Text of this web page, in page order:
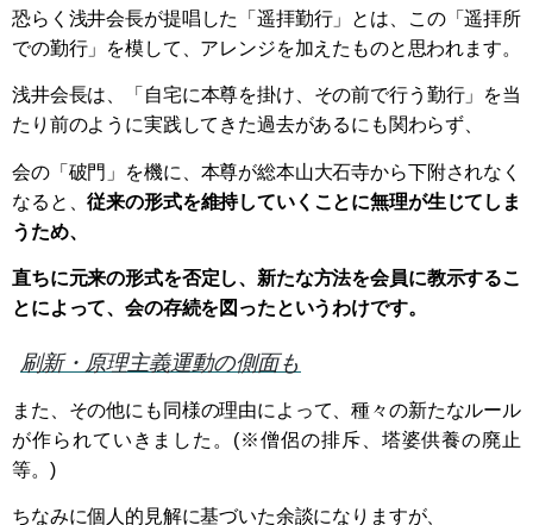
恐らく浅井会長が提唱した「遥拝勤行」とは、この「遥拝所
での勤行」を模して、アレンジを加えたものと思われます。
浅井会長は、「自宅に本尊を掛け、その前で行う勤行」を当
たり前のように実践してきた過去があるにも関わらず、
会の「破門」を機に、本尊が総本山大石寺から下附されなく
なると、従来の形式を維持していくことに無理が生じてしま
うため、
直ちに元来の形式を否定し、新たな方法を会員に教示するこ
とによって、会の存続を図ったというわけです。
刷新・原理主義運動の側面も
また、その他にも同様の理由によって、種々の新たなルール
が作られていきました。(※僧侶の排斥、塔婆供養の廃止
等。)
ちなみに個人的見解に基づいた余談になりますが、